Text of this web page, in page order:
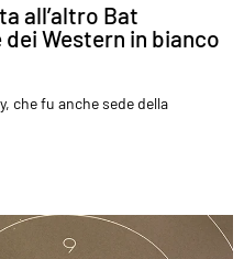
all’altro Bat
Western in bianco
che fu anche sede della